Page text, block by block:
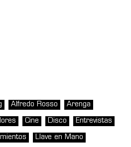
Alfredo Rosso Arenga
Cine Disco Entrevistas
Llave en Mano